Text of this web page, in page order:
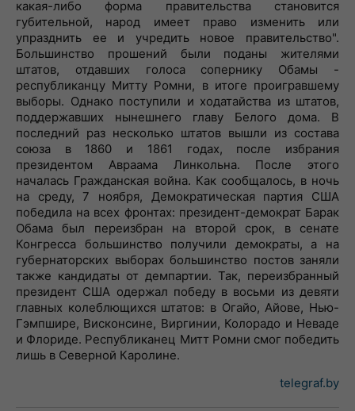
какая-либо форма правительства становится
губительной, народ имеет право изменить или
упразднить ее и учредить новое правительство".
Большинство прошений были поданы жителями
штатов, отдавших голоса сопернику Обамы -
республиканцу Митту Ромни, в итоге проигравшему
выборы. Однако поступили и ходатайства из штатов,
поддержавших нынешнего главу Белого дома. В
последний раз несколько штатов вышли из состава
союза в 1860 и 1861 годах, после избрания
президентом Авраама Линкольна. После этого
началась Гражданская война. Как сообщалось, в ночь
на среду, 7 ноября, Демократическая партия США
победила на всех фронтах: президент-демократ Барак
Обама был переизбран на второй срок, в сенате
Конгресса большинство получили демократы, а на
губернаторских выборах большинство постов заняли
также кандидаты от демпартии. Так, переизбранный
президент США одержал победу в восьми из девяти
главных колеблющихся штатов: в Огайо, Айове, Нью-
Гэмпшире, Висконсине, Виргинии, Колорадо и Неваде
и Флориде. Республиканец Митт Ромни смог победить
лишь в Северной Каролине.
telegraf.by